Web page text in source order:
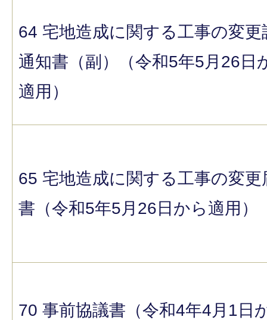
64 宅地造成に関する工事の変更
通知書（副）（令和5年5月26日
適用）
65 宅地造成に関する工事の変更
書（令和5年5月26日から適用）
70 事前協議書（令和4年4月1日